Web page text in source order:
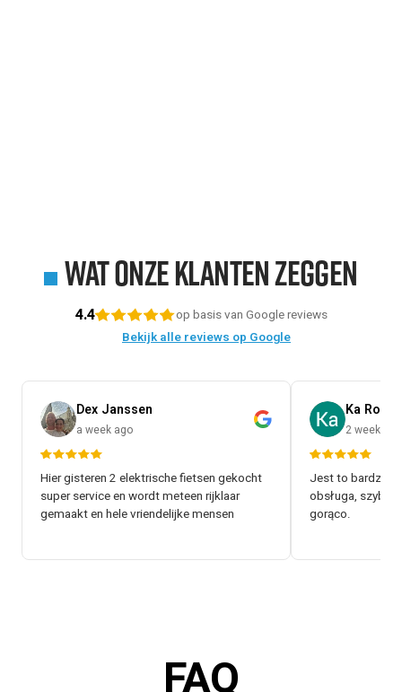
Wat onze klanten zeggen
4.4
op basis van Google reviews
Bekijk alle reviews op Google
Dex Janssen
a week ago
Hier gisteren 2 elektrische fietsen gekocht
super service en wordt meteen rijklaar
gemaakt en hele vriendelijke mensen
Ka Rol
2 weeks
Jest to bardzo
obsługa, szybki
gorąco.